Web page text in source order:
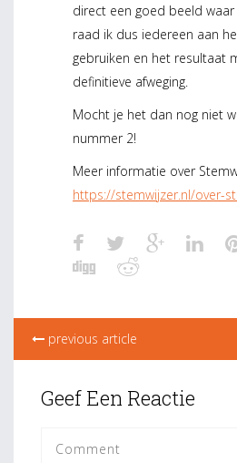
direct een goed beeld
raad ik dus iedereen aan
gebruiken en het resultaat
definitieve afweging.
Mocht je het dan nog niet
nummer 2!
Meer informatie over
https://stemwijzer.nl/over-
previous article
Geef Een Reactie